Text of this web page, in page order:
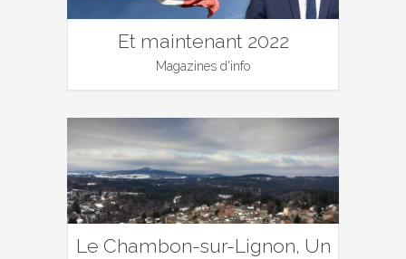
Et maintenant 2022
Magazines d'info
Le Chambon-sur-Lignon, Un